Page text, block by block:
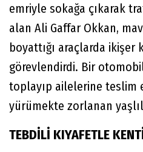
emriyle sokağa çıkarak
alan Ali Gaffar Okkan,
boyattığı araçlarda ikişer
görevlendirdi. Bir
toplayıp ailelerine teslim
yürümekte zorlanan
TEBDİLİ KIYAFETLE